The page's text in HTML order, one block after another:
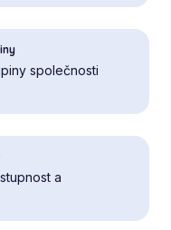
společnosti
a